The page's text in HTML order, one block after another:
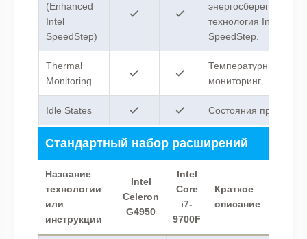
(Enhanced
Intel
SpeedStep)
энергосберегающая
технология Intel
SpeedStep.
Thermal
Monitoring
Температурный
мониторинг.
Idle States Состояния простоя.
Стандартный набор расширений
Название
технологии
или
инструкции
Intel
Celeron
G4950
Intel
Core
i7-
9700F
Краткое
описание